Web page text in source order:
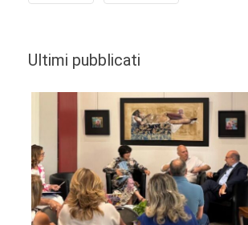
Ultimi pubblicati